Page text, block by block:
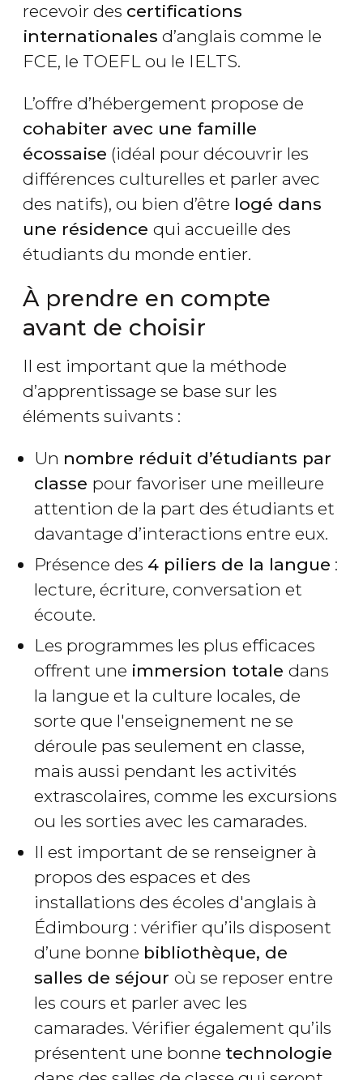
recevoir des certifications
internationales d’anglais comme le
FCE, le TOEFL ou le IELTS.
L’offre d’hébergement propose de
cohabiter avec une famille
écossaise (idéal pour découvrir les
différences culturelles et parler avec
des natifs), ou bien d’être logé dans
une résidence qui accueille des
étudiants du monde entier.
À prendre en compte
avant de choisir
Il est important que la méthode
d’apprentissage se base sur les
éléments suivants :
Un nombre réduit d’étudiants par
classe pour favoriser une meilleure
attention de la part des étudiants et
davantage d’interactions entre eux.
Présence des 4 piliers de la langue :
lecture, écriture, conversation et
écoute.
Les programmes les plus efficaces
offrent une immersion totale dans
la langue et la culture locales, de
sorte que l'enseignement ne se
déroule pas seulement en classe,
mais aussi pendant les activités
extrascolaires, comme les excursions
ou les sorties avec les camarades.
Il est important de se renseigner à
propos des espaces et des
installations des écoles d'anglais à
Édimbourg : vérifier qu’ils disposent
d’une bonne bibliothèque, de
salles de séjour où se reposer entre
les cours et parler avec les
camarades. Vérifier également qu’ils
présentent une bonne technologie